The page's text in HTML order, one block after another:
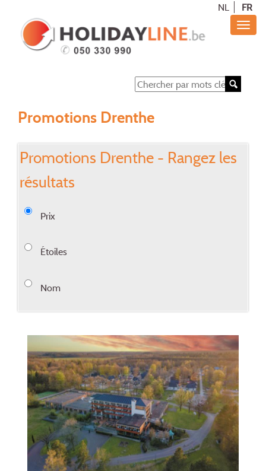
NL FR
Promotions Drenthe
Promotions Drenthe - Rangez les
résultats
Prix
Étoiles
Nom